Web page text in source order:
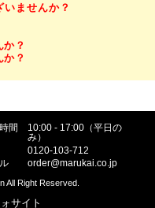
いませんか？
？
？
間
10:00 - 17:00（平日の
み）
0120-103-712
order@marukai.co.jp
All Right Reserved.
サイト